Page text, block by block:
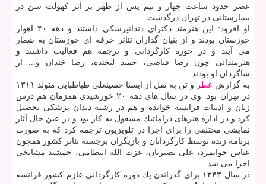
عصر حدود ساعت چهار و نیم پس از ظهر بر اثر كهولت سن در
بیمارستانی در تهران درگذشت.
او افزود: این هنرمند دكترای دندانپزشكی داشتند و دهه ۴۰ اهواز
خوزستان بودند و از بنیان گذاران تئاتر حرفه ای خوزستان به شمار
می آیند و در حوزه كارگردانی و ترجمه هم فعالیت داشتند و
هنرمندانی چون رضا فیاضی، حمید لبخنده، رضا خندان و... از
شاگردان او بودند.
به گزارش عطر
و تن به نقل از ایسنا حسینعلی طباطبایی متولد ۱۳۱۱
در تهران بود. وی در سال های دهه ۲۰ خورشیدی همزمان هم درس
زبان و ادبیات فرانسه خوانده و هم در رشته دندان پزشكی تحصیل
كرد و در اداره هنرهای دراماتیك مشغول به كار بود و در عین حال آثار
نمایشی مختلفی را برای اجرا در تلویزیون ترجمه كرد كه به صورت
برنامه زنده توسط كارگردانان و بازیگران برجسته تئاتر كشور همچون
عباس جوانمرد، علی نصیریان، عزت الله انتظامی، جمشید مشایخی
اجرا می شد.
در سال ۱۳۴۳ برای گذراندن یك دوره كارگردانی عازم كشور فرانسه